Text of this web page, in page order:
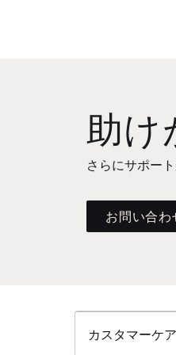
助け
さらにサポー
お問い合わ
カスタマーケア